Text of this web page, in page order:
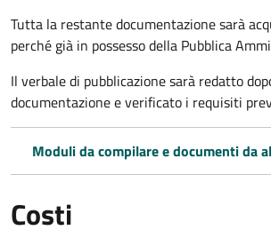
Tutta la restante documentazione sarà
perché già in possesso della Pubblica
Il verbale di pubblicazione sarà redatto
documentazione e verificato i requisiti
Moduli da compilare e documenti da
Costi